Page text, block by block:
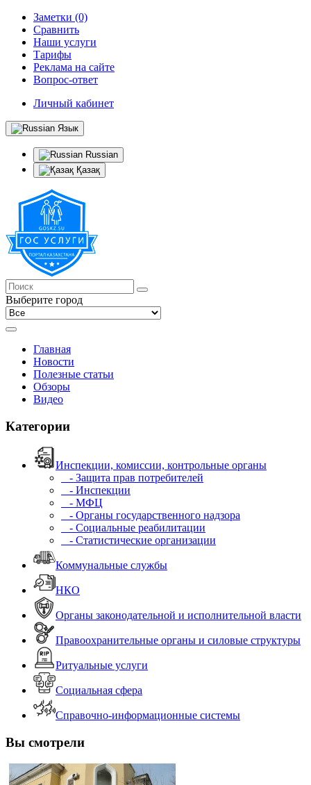
Заметки (0)
Сравнить
Наши услуги
Тарифы
Реклама на сайте
Вопрос-ответ
Личный кабинет
Язык
Russian
Қазақ
Выберите город
Главная
Новости
Полезные статьи
Обзоры
Видео
Категории
Инспекции, комиссии, контрольные органы
- Защита прав потребителей
- Инспекции
- МФЦ
- Органы государственного надзора
- Социальные реабилитации
- Статистические организации
Коммунальные службы
НКО
Органы законодательной и исполнительной власти
Правоохранительные органы и силовые структуры
Ритуальные услуги
Социальная сфера
Справочно-информационные системы
Вы смотрели